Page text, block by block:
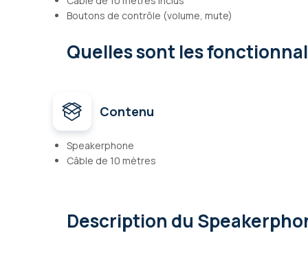
Boutons de contrôle (volume, mute)
Quelles sont les
Contenu
Speakerphone
Câble de 10 mètres
Description du